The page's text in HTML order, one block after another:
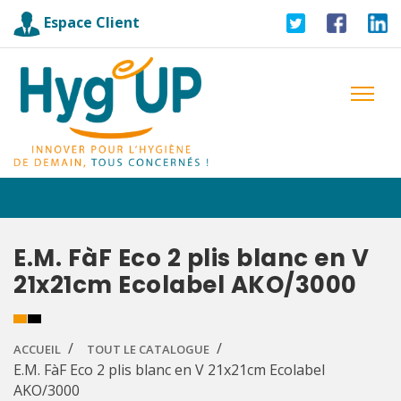
Espace Client
E.M. FàF Eco 2 plis blanc en V
21x21cm Ecolabel AKO/3000
ACCUEIL TOUT LE CATALOGUE
E.M. FàF Eco 2 plis blanc en V 21x21cm Ecolabel
AKO/3000